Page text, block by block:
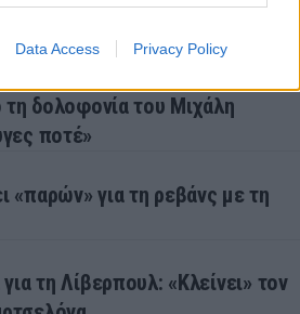
Data Access Privacy Policy
δολοφονία του Μιχάλη
ποτέ»
«παρών» για τη ρεβάνς με τη
τη Λίβερπουλ: «Κλείνει» τον